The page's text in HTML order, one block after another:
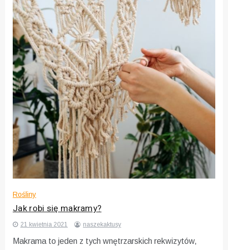
Rośliny
Jak robi się makramy?
21 kwietnia 2021 naszekaktusy
Makrama to jeden z tych wnętrzarskich rekwizytów,